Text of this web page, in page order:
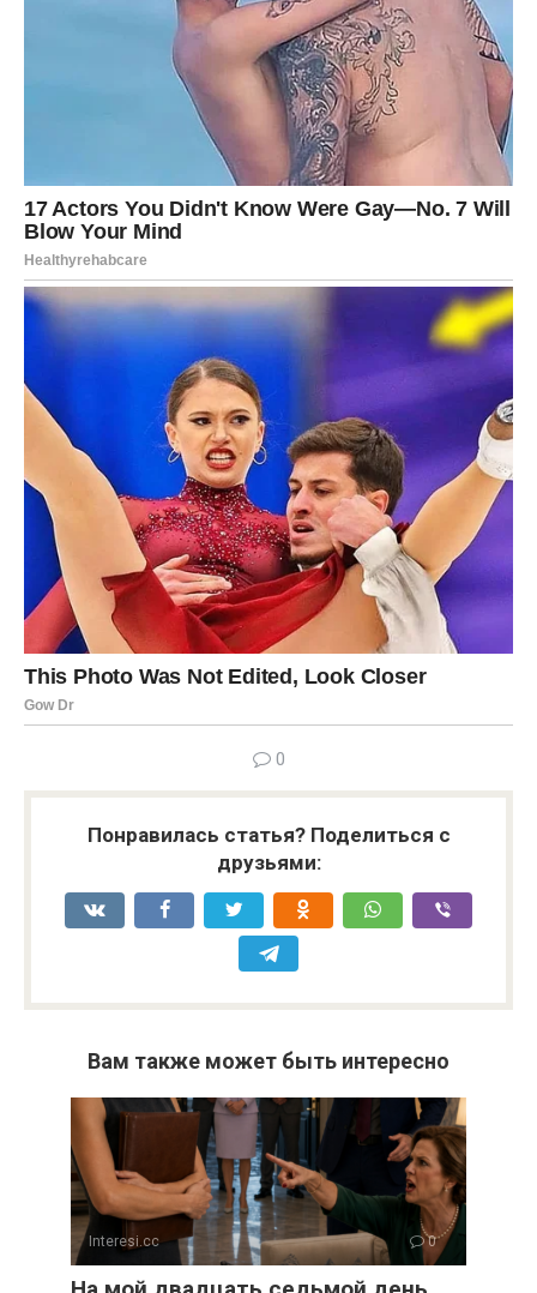
0
Понравилась статья? Поделиться с
друзьями:
Вам также может быть интересно
Interesi.cc 0